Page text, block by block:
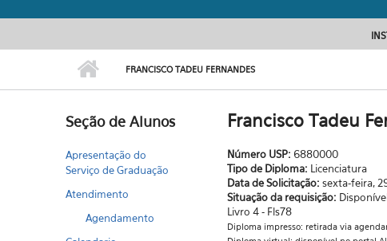
FRANCISCO TADEU FERNANDES
Seção de Alunos
Apresentação do
Serviço de Graduação
Atendimento
Agendamento
Francisco Tadeu
Número USP: 6880000
Tipo de Diploma: Licenciatura
Data de Solicitação: sexta-feira,
Situação da requisição:
Livro 4 - Fls78
Diploma impresso: retirada via